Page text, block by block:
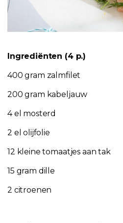
Ingrediënten (4 p.)
400 gram zalmfilet
200 gram kabeljauw
4 el mosterd
2 el olijfolie
12 kleine tomaatjes aan tak
15 gram dille
2 citroenen